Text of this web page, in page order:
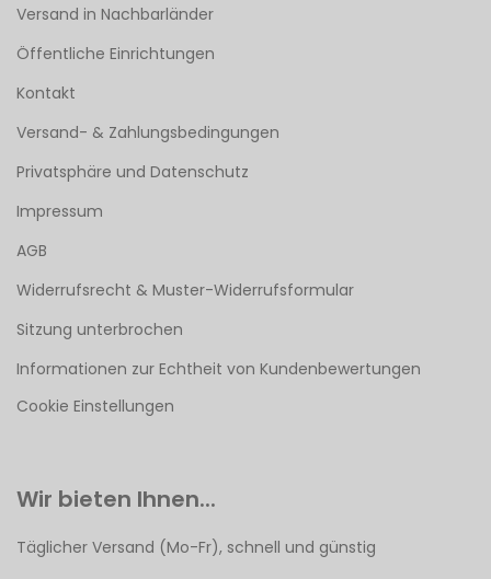
Versand in Nachbarländer
Öffentliche Einrichtungen
Kontakt
Versand- & Zahlungsbedingungen
Privatsphäre und Datenschutz
Impressum
AGB
Widerrufsrecht & Muster-Widerrufsformular
Sitzung unterbrochen
Informationen zur Echtheit von Kundenbewertungen
Cookie Einstellungen
Wir bieten Ihnen...
Täglicher Versand (Mo-Fr), schnell und günstig